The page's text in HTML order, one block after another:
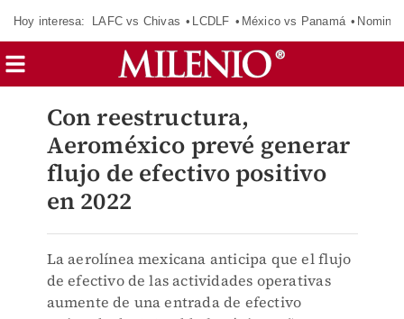
Hoy interesa: LAFC vs Chivas LCDLF México vs Panamá
Con reestructura,
Aeroméxico prevé generar
flujo de efectivo positivo
en 2022
La aerolínea mexicana anticipa que el flujo
de efectivo de las actividades operativas
aumente de una entrada de efectivo